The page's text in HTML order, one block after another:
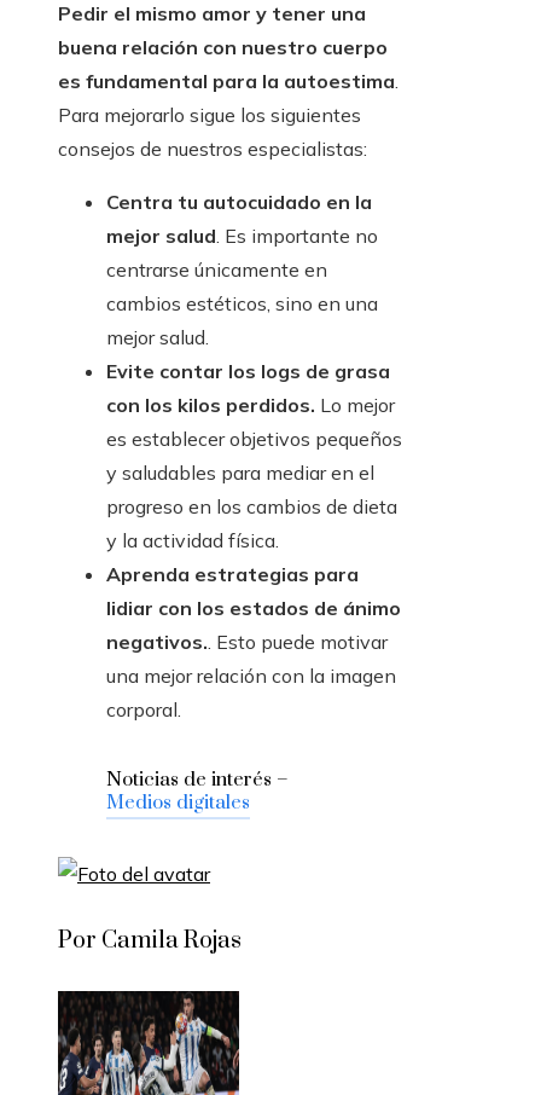
Pedir el mismo amor y tener una
buena relación con nuestro cuerpo
es fundamental para la autoestima.
Para mejorarlo sigue los siguientes
consejos de nuestros especialistas:
Centra tu autocuidado en la
mejor salud. Es importante no
centrarse únicamente en
cambios estéticos, sino en una
mejor salud.
Evite contar los logs de grasa
con los kilos perdidos. Lo mejor
es establecer objetivos pequeños
y saludables para mediar en el
progreso en los cambios de dieta
y la actividad física.
Aprenda estrategias para
lidiar con los estados de ánimo
negativos.. Esto puede motivar
una mejor relación con la imagen
corporal.
Noticias de interés –
Medios digitales
Por Camila Rojas